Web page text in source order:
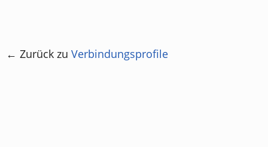
← Zurück zu Verbindungsprofile